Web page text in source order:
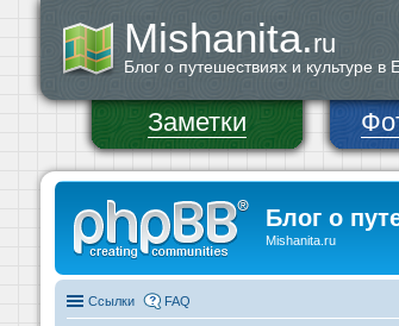
Mishanita.ru
Блог о путешествиях и культуре в
Заметки
Блог о
Mishanita.ru
Ссылки FAQ